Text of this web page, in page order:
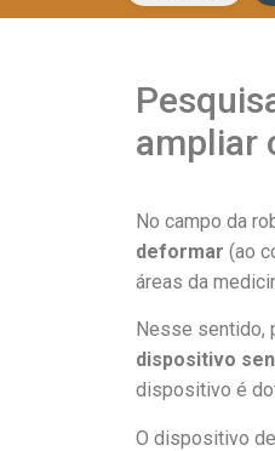
ampliar
No campo da
deformar (ao
áreas da
Nesse sentido,
dispositivo
dispositivo é
O dispositivo